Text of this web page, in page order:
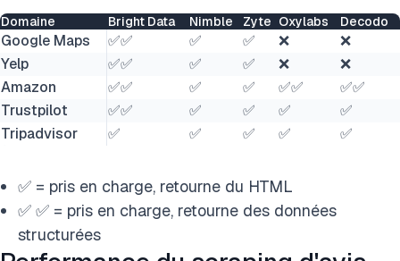
Domaine Bright Data Nimble Zyte Oxylabs Decodo
Google Maps ✅✅ ✅ ✅ ❌
❌
Yelp
✅✅ ✅ ✅ ❌
❌
Amazon
✅✅ ✅ ✅ ✅✅
✅✅
Trustpilot
✅✅ ✅ ✅ ✅
✅
Tripadvisor
✅ ✅ ✅ ✅ ✅
✅ = pris en charge, retourne du HTML
✅ ✅ = pris en charge, retourne des données
structurées